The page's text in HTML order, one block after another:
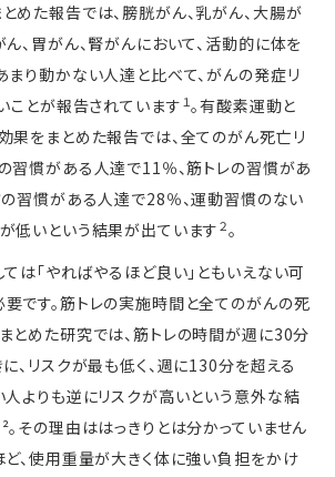
めた報告では、膀胱がん、乳がん、大腸が
ん、胃がん、腎がんにおいて、活動的に体を
まり動かない人達と比べて、がんの発症リ
ことが報告されています １。有酸素運動と
果をまとめた報告では、全てのがん死亡リ
習慣がある人達で11％、筋トレの習慣があ
の習慣がある人達で28％、運動習慣のない
低いという結果が出ています ２。
ては「やればやるほど良い」ともいえない可
です。筋トレの実施時間と全てのがんの死
とめた研究では、筋トレの時間が週に30分
、リスクが最も低く、週に130分を超える
人よりも逆にリスクが高いという意外な結
その理由ははっきりとは分かっていません
ど、使用重量が大きく体に強い負担をかけ